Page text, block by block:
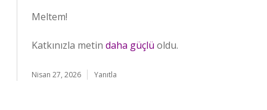
Meltem!
Katkınızla metin daha güçlü oldu.
Nisan 27, 2026 Yanıtla